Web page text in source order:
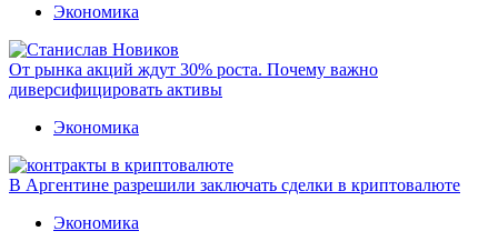
Экономика
От рынка акций ждут 30% роста. Почему важно
диверсифицировать активы
Экономика
В Аргентине разрешили заключать сделки в криптовалюте
Экономика